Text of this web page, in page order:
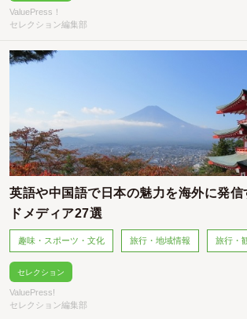
ValuePress！
セレクション編集部
英語や中国語で日本の魅力を海外に発
ドメディア27選
趣味・スポーツ・文化 旅行・地域情報 旅行・
セレクション
ValuePress!
セレクション編集部